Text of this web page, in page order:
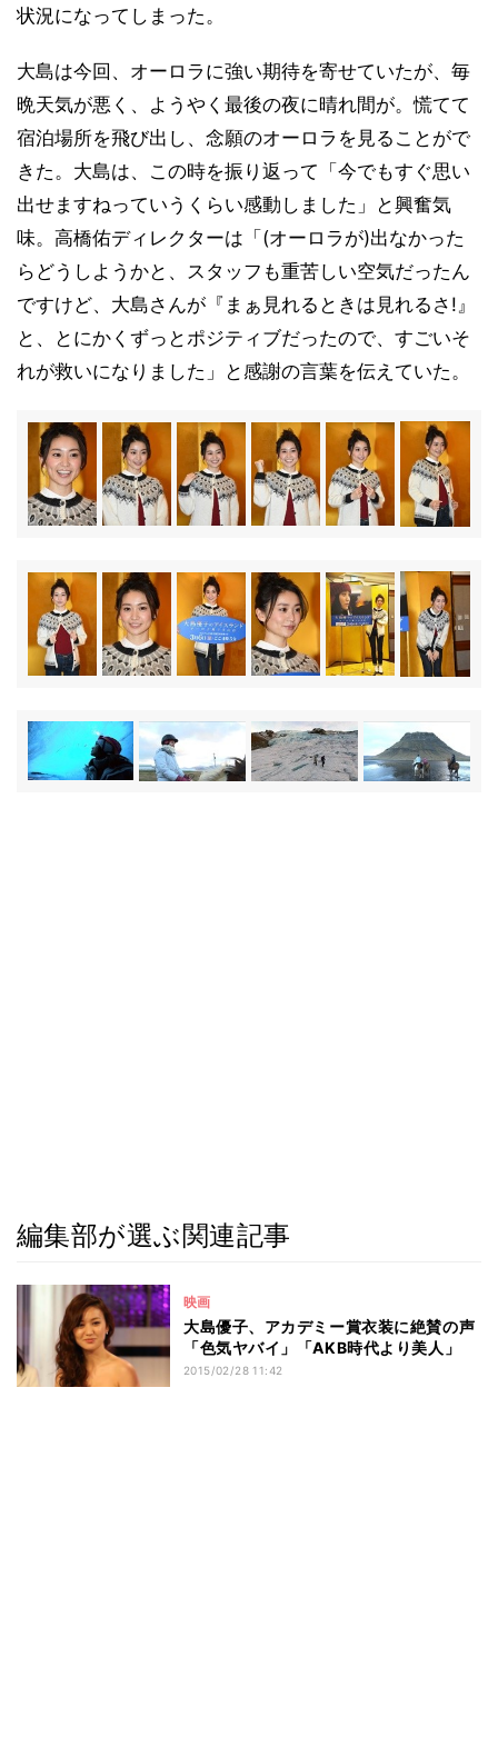
状況になってしまった。
大島は今回、オーロラに強い期待を寄せていたが、毎
晩天気が悪く、ようやく最後の夜に晴れ間が。慌てて
宿泊場所を飛び出し、念願のオーロラを見ることがで
きた。大島は、この時を振り返って「今でもすぐ思い
出せますねっていうくらい感動しました」と興奮気
味。高橋佑ディレクターは「(オーロラが)出なかった
らどうしようかと、スタッフも重苦しい空気だったん
ですけど、大島さんが『まぁ見れるときは見れるさ!』
と、とにかくずっとポジティブだったので、すごいそ
れが救いになりました」と感謝の言葉を伝えていた。
編集部が選ぶ関連記事
映画
大島優子、アカデミー賞衣装に絶賛の声
「色気ヤバイ」「AKB時代より美人」
2015/02/28 11:42